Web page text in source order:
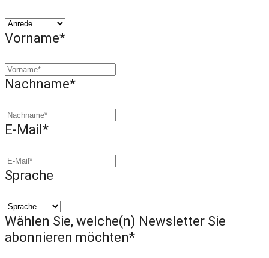
Vorname*
Nachname*
E-Mail*
Sprache
Wählen Sie, welche(n) Newsletter Sie
abonnieren möchten*